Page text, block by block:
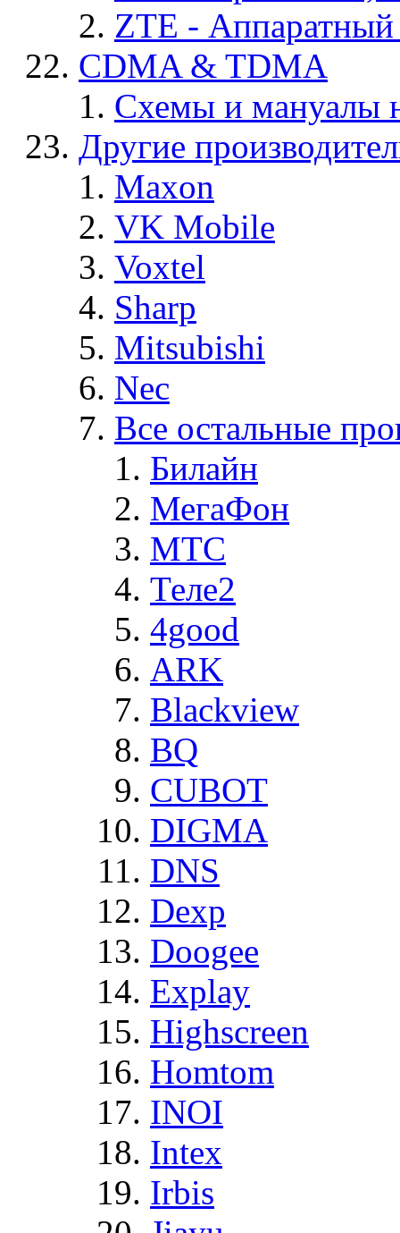
ZTE -
CDMA & TDMA
Схемы и мануалы
Другие
Maxon
VK Mobile
Voxtel
Sharp
Mitsubishi
Nec
Все остальные
Билайн
МегаФон
MTC
Теле2
4good
ARK
Blackview
BQ
CUBOT
DIGMA
DNS
Dexp
Doogee
Explay
Highscreen
Homtom
INOI
Intex
Irbis